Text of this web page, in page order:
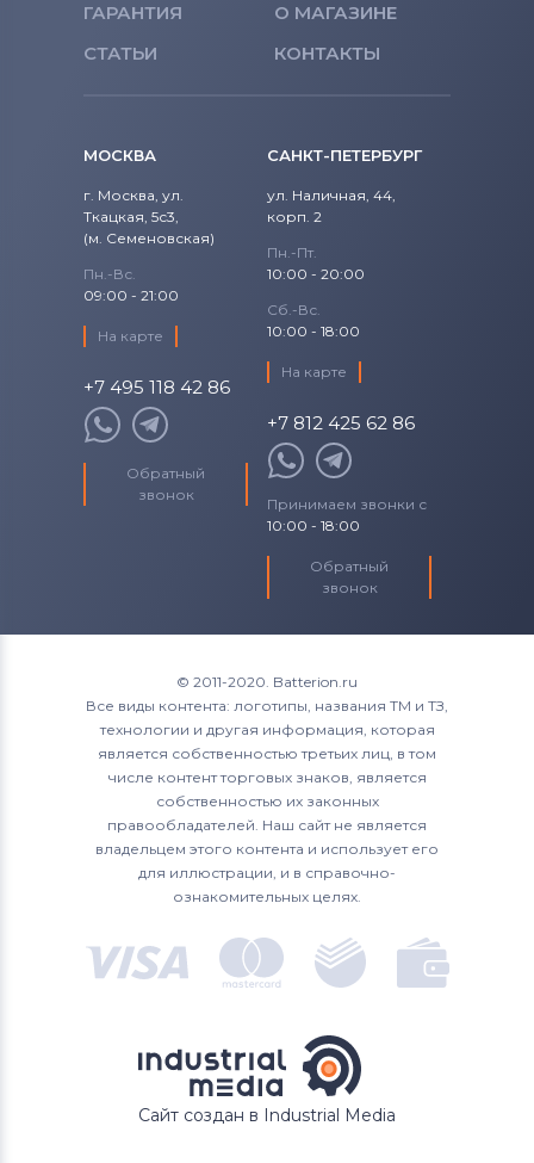
ГАРАНТИЯ
О МАГАЗИНЕ
СТАТЬИ
КОНТАКТЫ
МОСКВА
г. Москва, ул.
Ткацкая, 5с3,
(м. Семеновская)
Пн.-Вс.
09:00 - 21:00
На карте
+7 495 118 42 86
Обратный
звонок
САНКТ-ПЕТЕРБУРГ
ул. Наличная, 44,
корп. 2
Пн.-Пт.
10:00 - 20:00
Сб.-Вс.
10:00 - 18:00
На карте
+7 812 425 62 86
Принимаем звонки с
10:00 - 18:00
Обратный
звонок
© 2011-2020. Batterion.ru
Все виды контента: логотипы, названия ТМ и ТЗ,
технологии и другая информация, которая
является собственностью третьих лиц, в том
числе контент торговых знаков, является
собственностью их законных
правообладателей. Наш сайт не является
владельцем этого контента и использует его
для иллюстрации, и в справочно-
ознакомительных целях.
Сайт создан в Industrial Media